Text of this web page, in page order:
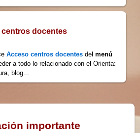
docentes
Acceso centros docentesdelmenú
a todo lo relacionado con el Orienta:
blog...
importante